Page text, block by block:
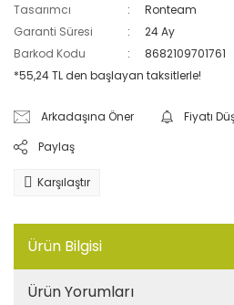
Tasarımcı
Ronteam
Garanti Süresi
24 Ay
Barkod Kodu
8682109701761
*55,24 TL den başlayan taksitlerle!
Arkadaşına Öner
Fiyatı
Paylaş
Karşılaştır
Ürün Bilgisi
Ürün Yorumları